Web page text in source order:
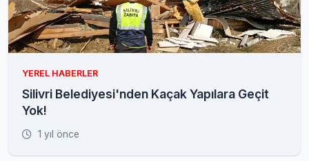
YEREL HABERLER
Silivri Belediyesi'nden Kaçak Yapılara Geçit
Yok!
1 yıl önce